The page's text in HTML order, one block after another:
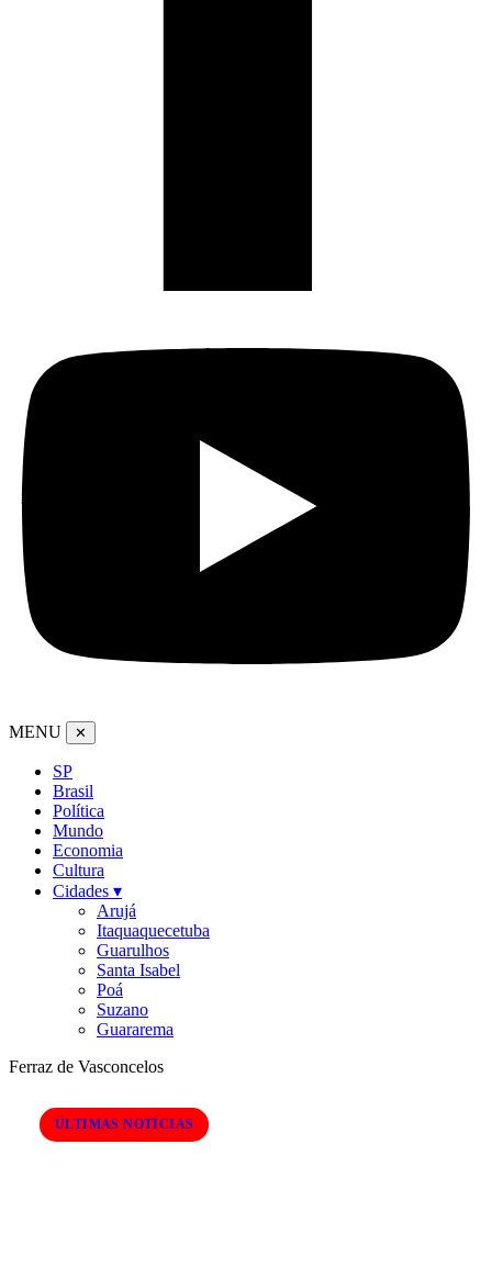
MENU ✕
SP
Brasil
Política
Mundo
Economia
Cultura
Cidades ▾
Arujá
Itaquaquecetuba
Guarulhos
Santa Isabel
Poá
Suzano
Guararema
Ferraz de Vasconcelos
ÚLTIMAS NOTÍCIAS